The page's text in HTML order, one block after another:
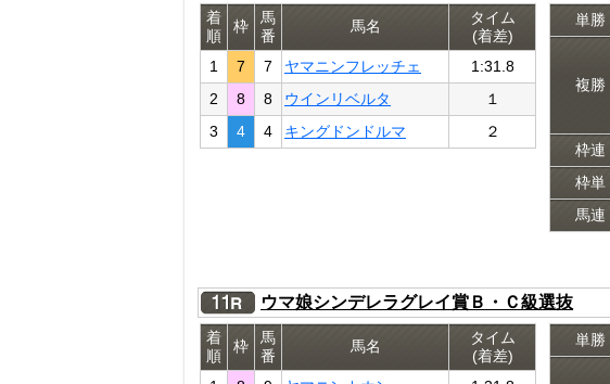
着
順
枠
馬
番
馬名
タイム
(着差)
1
7 7 ヤマニンフレッチェ
1:31.8
2
8 8 ウインリベルタ
１
3
4 4 キングドンドルマ ２
単勝
複勝
枠連
枠単
馬連
ウマ娘シンデレラグレイ賞Ｂ・Ｃ級選抜
着
順
枠
馬
番
馬名
タイム
(着差)
単勝